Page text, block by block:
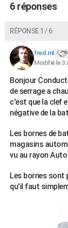
6 réponses
RÉPONSE 1 / 6
fred.ml
Modifié le 3
Bonjour
de serrage a
c'est que la clef
négative de la
Les bornes de
magasins
vu au rayon
Les bornes sont
qu'il faut